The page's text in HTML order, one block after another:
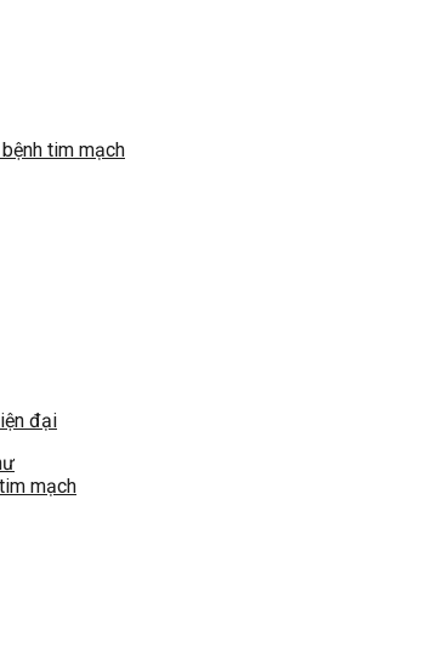
tim mạch
đại
mạch